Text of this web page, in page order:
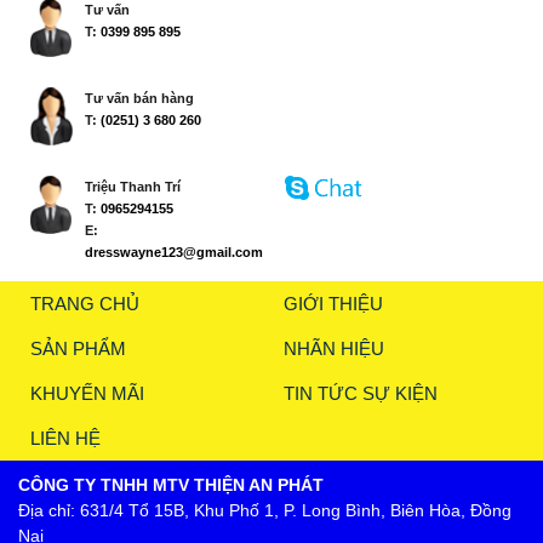
Tư vấn
T: 0399 895 895
Tư vấn bán hàng
T: (0251) 3 680 260
Triệu Thanh Trí
T: 0965294155
E:
dresswayne123@gmail.com
TRANG CHỦ GIỚI THIỆU
SẢN PHẨM NHÃN HIỆU
KHUYẾN MÃI TIN TỨC SỰ KIỆN
LIÊN HỆ
CÔNG TY TNHH MTV THIỆN AN PHÁT
Địa chỉ: 631/4 Tổ 15B, Khu Phố 1, P. Long Bình, Biên Hòa, Đồng
Nai